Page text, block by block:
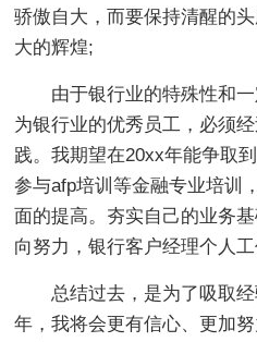
骄傲自大，而要保持清醒的
大的辉煌;
由于银行业的特殊性和
为银行业的优秀员工，必须
践。我期望在20xx年能争取
参与afp培训等金融专业培训
面的提高。夯实自己的业务
向努力，银行客户经理个人工
总结过去，是为了吸取
年，我将会更有信心、更加